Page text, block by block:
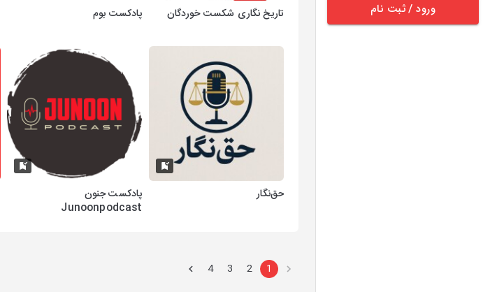
ورود / ثبت نام تاریخ نگاری شکست خوردگان پادکست بوم
حق‌نگار
پادکست جنون
Junoonpodcast
1
2
3
4